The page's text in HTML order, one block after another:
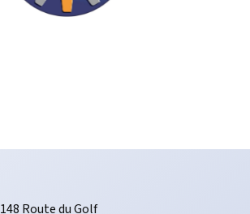
1​48 Route du Golf